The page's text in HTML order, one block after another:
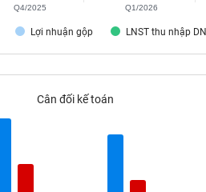
Lợi nhuận gộp LNST thu nhập DN
Q4/2025 Q1/2026
Cân đối kế toán